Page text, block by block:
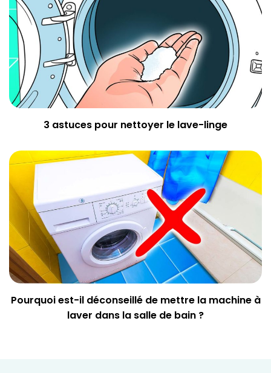
3 astuces pour nettoyer le lave-linge
Pourquoi est-il déconseillé de mettre la machine à
laver dans la salle de bain ?